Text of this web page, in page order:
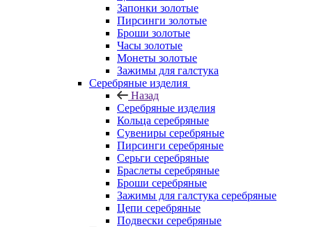
Запонки золотые
Пирсинги золотые
Броши золотые
Часы золотые
Монеты золотые
Зажимы для галстука
Серебряные изделия
Назад
Серебряные изделия
Кольца серебряные
Сувениры серебряные
Пирсинги серебряные
Серьги серебряные
Браслеты серебряные
Броши серебряные
Зажимы для галстука серебряные
Цепи серебряные
Подвески серебряные